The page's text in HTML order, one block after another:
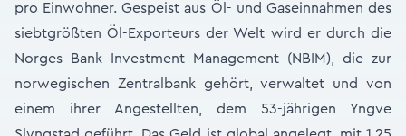
pro Einwohner. Gespeist aus Öl- und Gaseinnahmen des
siebtgrößten Öl-Exporteurs der Welt wird er durch die
Norges Bank Investment Management (NBIM), die zur
norwegischen Zentralbank gehört, verwaltet und von
einem ihrer Angestellten, dem 53-jährigen Yngve